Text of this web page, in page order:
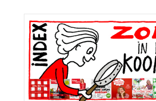
Primaire
Sidebar